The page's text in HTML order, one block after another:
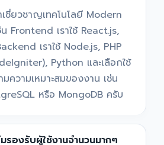
เชี่ยวชาญเทคโนโลยี Modern
Frontend เราใช้ React.js,
เราใช้ Node.js, PHP
Python และเลือกใช้
ความเหมาะสมของงาน เช่น
หรือ MongoDB ครับ
องรับผู้ใช้งานจำนวนมากๆ